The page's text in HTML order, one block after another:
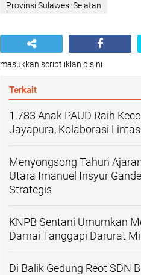
Provinsi Sulawesi Selatan
masukkan script iklan disini
Terkait
1.783 Anak PAUD Raih
Jayapura, Kolaborasi
Menyongsong Tahun
Utara Imanuel Insyur
Strategis
KNPB Sentani Umumkan
Damai Tanggapi Darurat
Di Balik Gedung Reot SDN